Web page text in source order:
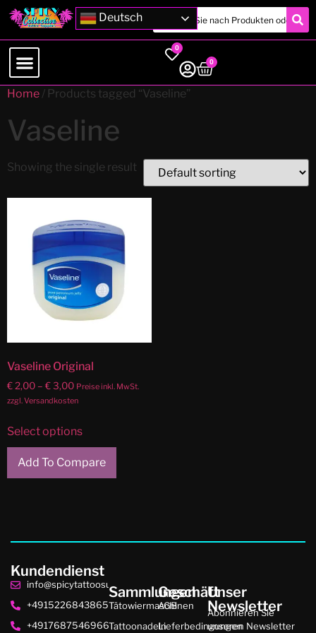
Deutsch
0
0
Home / Products tagged “Vaseline”
Vaseline
Showing the single result
Vaseline Original
€2,00– €3,00 Preise inkl. MwSt.
zzgl. Versandkosten
Select options
Add To Compare
Kundendienst
info@spicytattoosupplies.de
+4915226843865
+4917687546966
Sammlungen
Tätowiermaschinen
Tattoonadeln
Geschäft
AGB
Lieferbedingungen
Unser
Newsletter
Abonnieren Sie
unseren Newsletter